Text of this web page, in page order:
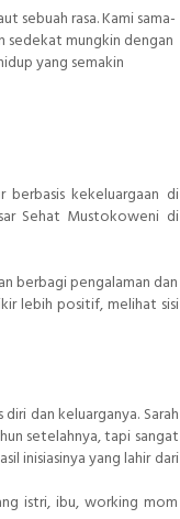
sebuah rasa. Kami sama-
sedekat mungkin dengan
yang semakin
kekeluargaan di
Sehat Mustokoweni di
berbagi pengalaman dan
lebih positif, melihat sisi
dan keluarganya. Sarah
setelahnya, tapi sangat
inisiasinya yang lahir dari
istri, ibu, working mom